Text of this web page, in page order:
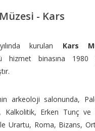
- Kars
kurulan Kars
hizmet binasına 1980
arkeoloji salonunda,
Kalkolitik, Erken Tunç ve
Urartu, Roma, Bizans,